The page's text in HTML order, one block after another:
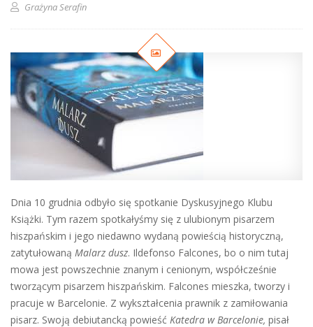
Grażyna Serafin
Dnia 10 grudnia odbyło się spotkanie Dyskusyjnego Klubu
Książki. Tym razem spotkałyśmy się z ulubionym pisarzem
hiszpańskim i jego niedawno wydaną powieścią historyczną,
zatytułowaną Malarz dusz. Ildefonso Falcones, bo o nim tutaj
mowa jest powszechnie znanym i cenionym, współcześnie
tworzącym pisarzem hiszpańskim. Falcones mieszka, tworzy i
pracuje w Barcelonie. Z wykształcenia prawnik z zamiłowania
pisarz. Swoją debiutancką powieść Katedra w Barcelonie, pisał